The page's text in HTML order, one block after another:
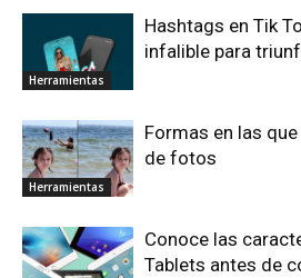
Herramientas
Hashtags en Tik
infalible para
Herramientas
Formas en las
de fotos
Conoce las
Tablets antes de